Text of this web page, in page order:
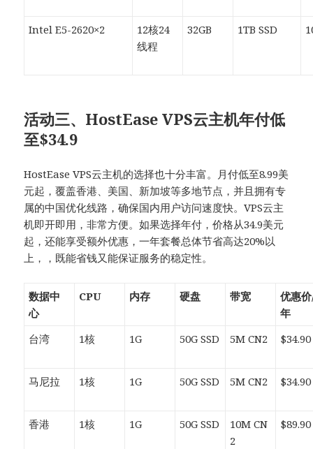
Intel E5-2620×2
12核24
线程
32GB 1TB SSD
活动三、HostEase VPS云主机年付低
至$34.9
HostEase VPS云主机的选择也十分丰富。月付低至8.99美
元起，覆盖香港、美国、新加坡等多地节点，并且拥有专
属的中国优化线路，确保国内用户访问速度快。VPS云主
机即开即用，非常方便。如果选择年付，价格从34.9美元
起，还能享受额外优惠，一年套餐总体节省高达20%以
上，，既能省钱又能保证服务的稳定性。​
数据中
心
CPU 内存 硬盘 带宽
优惠
年
台湾
1核 1G 50G SSD 5M CN2 $34.90
马尼拉 1核 1G 50G SSD 5M CN2 $34.90
香港 1核 1G 50G SSD
10M CN
2
$89.90